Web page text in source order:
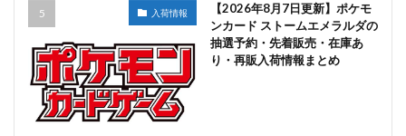
入荷情報
【2026年8月7日更新】ポケモ
ンカード ストームエメラルダの
抽選予約・先着販売・在庫あ
り・再販入荷情報まとめ